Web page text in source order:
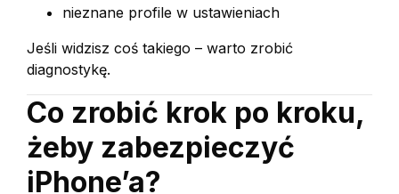
nieznane profile w ustawieniach
Jeśli widzisz coś takiego – warto zrobić
diagnostykę.
Co zrobić krok po kroku,
żeby zabezpieczyć
iPhone’a?